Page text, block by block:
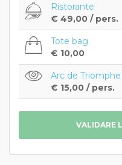
Ristorante
€ 49,00 / pers.
Tote bag
€ 10,00
Arc de Triomphe
€ 15,00 / pers.